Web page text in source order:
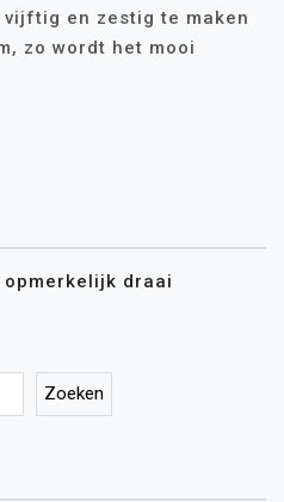
en zestig te maken
zo wordt het mooi
draai
Zoeken